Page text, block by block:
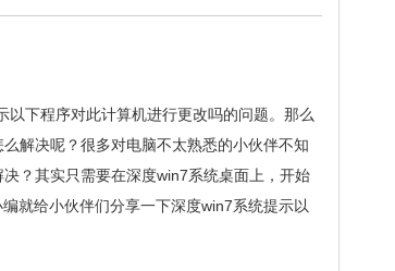
下程序对此计算机进行更改吗的问题。那么
解决呢？很多对电脑不太熟悉的小伙伴不知
？其实只需要在深度win7系统桌面上，开始
就给小伙伴们分享一下深度win7系统提示以